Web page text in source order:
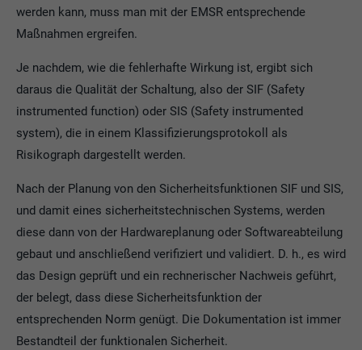
werden kann, muss man mit der EMSR entsprechende
Maßnahmen ergreifen.
Je nachdem, wie die fehlerhafte Wirkung ist, ergibt sich
daraus die Qualität der Schaltung, also der SIF (Safety
instrumented function) oder SIS (Safety instrumented
system), die in einem Klassifizierungsprotokoll als
Risikograph dargestellt werden.
Nach der Planung von den Sicherheitsfunktionen SIF und SIS,
und damit eines sicherheitstechnischen Systems, werden
diese dann von der Hardwareplanung oder Softwareabteilung
gebaut und anschließend verifiziert und validiert. D. h., es wird
das Design geprüft und ein rechnerischer Nachweis geführt,
der belegt, dass diese Sicherheitsfunktion der
entsprechenden Norm genügt. Die Dokumentation ist immer
Bestandteil der funktionalen Sicherheit.